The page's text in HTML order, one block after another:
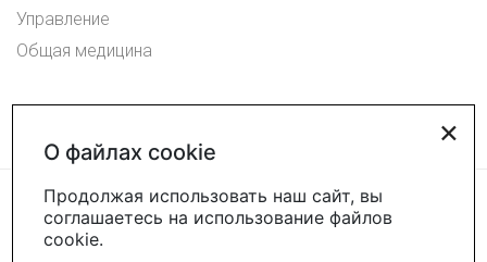
Управление
Общая медицина
×
О файлах cookie
Продолжая использовать наш сайт, вы
соглашаетесь на использование файлов
cookie.